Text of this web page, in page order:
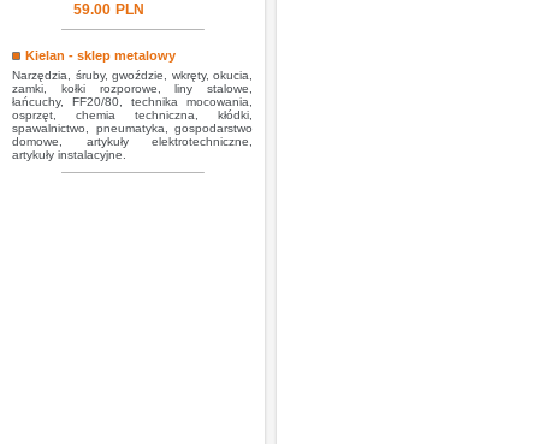
59.00 PLN
Kielan - sklep metalowy
Narzędzia, śruby, gwoździe, wkręty, okucia,
zamki, kołki rozporowe, liny stalowe,
łańcuchy, FF20/80, technika mocowania,
osprzęt, chemia techniczna, kłódki,
spawalnictwo, pneumatyka, gospodarstwo
domowe, artykuły elektrotechniczne,
artykuły instalacyjne.